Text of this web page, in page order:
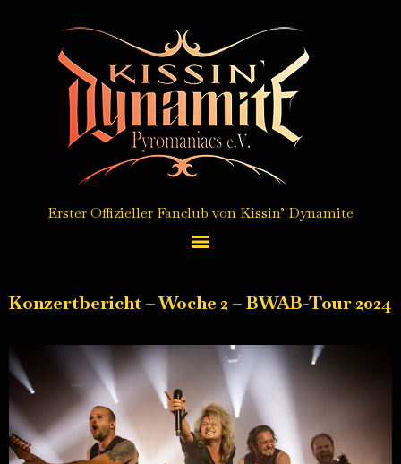
Erster Offizieller Fanclub von Kissin’ Dynamite
Konzertbericht – Woche 2 – BWAB-Tour 2024